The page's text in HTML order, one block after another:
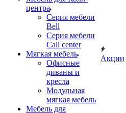
центра
Серия мебели
Bell
Серия мебели
Call center
Мягкая мебель
Офисные
диваны и
кресла
Модульная
мягкая мебель
Мебель для
Акции